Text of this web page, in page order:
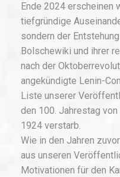
Ende 2024 erscheinen
tiefgründige
sondern der
Bolschewiki und ihrer
nach der
angekündigte Lenin-
Liste unserer
den 100. Jahrestag
1924 verstarb.
Wie in den Jahren
aus unseren
Motivationen für den